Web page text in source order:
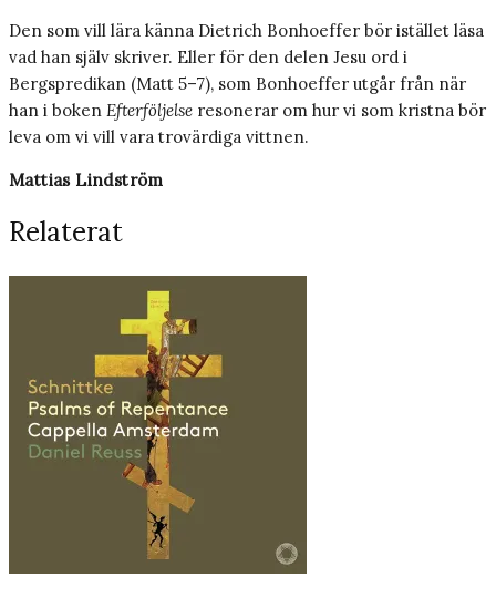
Den som vill lära känna Dietrich Bonhoeffer bör istället läsa
vad han själv skriver. Eller för den delen Jesu ord i
Bergspredikan (Matt 5–7), som Bonhoeffer utgår från när
han i boken Efterföljelse resonerar om hur vi som kristna bör
leva om vi vill vara trovärdiga vittnen.
Mattias Lindström
Relaterat